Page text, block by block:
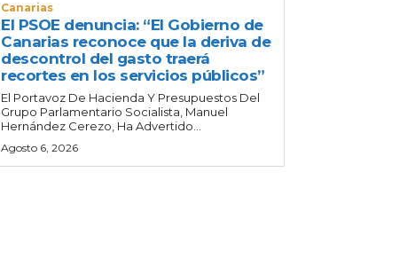
Canarias
El PSOE denuncia: “El Gobierno de
Canarias reconoce que la deriva de
descontrol del gasto traerá
recortes en los servicios públicos”
El Portavoz De Hacienda Y Presupuestos Del
Grupo Parlamentario Socialista, Manuel
Hernández Cerezo, Ha Advertido...
Agosto 6, 2026